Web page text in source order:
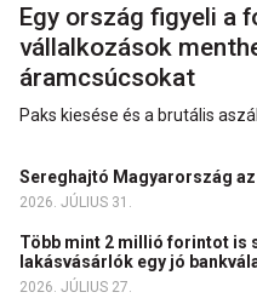
Egy ország figyeli a
vállalkozások
áramcsúcsokat
Paks kiesése és a brutális
Sereghajtó Magyarország
2026. JÚLIUS 31.
Több mint 2 millió forintot is
lakásvásárlók egy jó
2026. JÚLIUS 27.